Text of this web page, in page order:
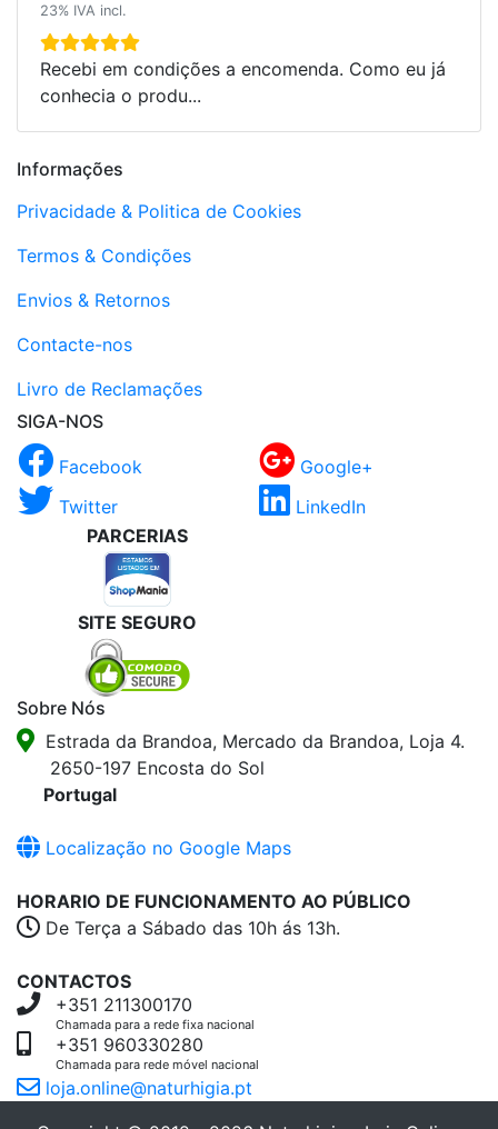
23% IVA incl.
Recebi em condições a encomenda. Como eu já
conhecia o produ...
Informações
Privacidade & Politica de Cookies
Termos & Condições
Envios & Retornos
Contacte-nos
Livro de Reclamações
SIGA-NOS
Facebook
Google+
Twitter
LinkedIn
PARCERIAS
SITE SEGURO
Sobre Nós
Estrada da Brandoa, Mercado da Brandoa, Loja 4.
2650-197 Encosta do Sol
Portugal
Localização no Google Maps
HORARIO DE FUNCIONAMENTO AO PÚBLICO
De Terça a Sábado das 10h ás 13h.
CONTACTOS
+351 211300170
Chamada para a rede fixa nacional
+351 960330280
Chamada para rede móvel nacional
loja.online@naturhigia.pt